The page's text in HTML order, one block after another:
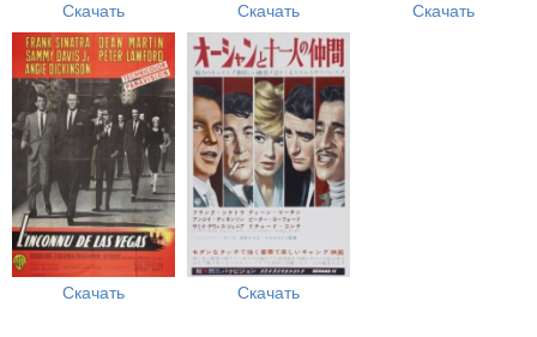
Скачать Скачать Скачать
Скачать Скачать